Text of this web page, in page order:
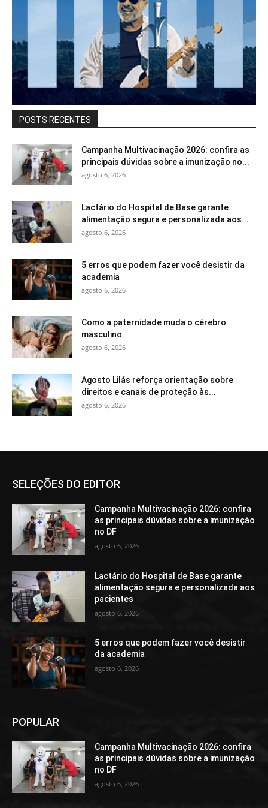
POSTS RECENTES
Campanha Multivacinação 2026: confira as
principais dúvidas sobre a imunização no...
agosto 6, 2026
Lactário do Hospital de Base garante
alimentação segura e personalizada aos...
agosto 6, 2026
5 erros que podem fazer você desistir da
academia
agosto 6, 2026
Como a paternidade muda o cérebro
masculino
agosto 6, 2026
Agosto Lilás reforça orientação sobre
direitos e canais de proteção às...
agosto 6, 2026
SELEÇÕES DO EDITOR
Campanha Multivacinação 2026: confira
as principais dúvidas sobre a imunização
no DF
agosto 6, 2026
Lactário do Hospital de Base garante
alimentação segura e personalizada aos
pacientes
agosto 6, 2026
5 erros que podem fazer você desistir
da academia
agosto 6, 2026
POPULAR
Campanha Multivacinação 2026: confira
as principais dúvidas sobre a imunização
no DF
agosto 6, 2026